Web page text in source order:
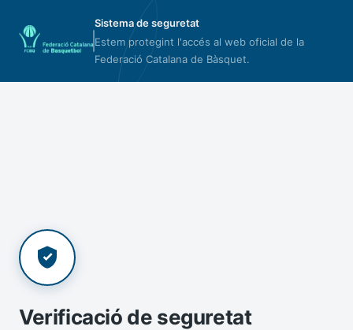
Sistema de seguretat
Estem protegint l'accés al web oficial de la
Federació Catalana de Bàsquet.
Verificació de seguretat